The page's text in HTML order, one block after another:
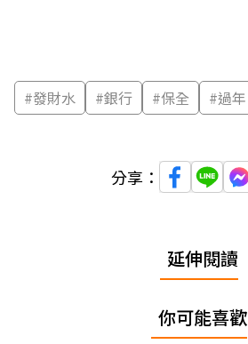
#發財水 #銀行 #保全 #過年
分享：
延伸閱讀
你可能喜歡